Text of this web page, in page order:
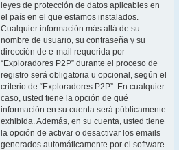
leyes de protección de datos aplicables en
el país en el que estamos instalados.
Cualquier información más allá de su
nombre de usuario, su contraseña y su
dirección de e-mail requerida por
“Exploradores P2P” durante el proceso de
registro será obligatoria u opcional, según el
criterio de “Exploradores P2P”. En cualquier
caso, usted tiene la opción de qué
información en su cuenta será públicamente
exhibida. Además, en su cuenta, usted tiene
la opción de activar o desactivar los emails
generados automáticamente por el software